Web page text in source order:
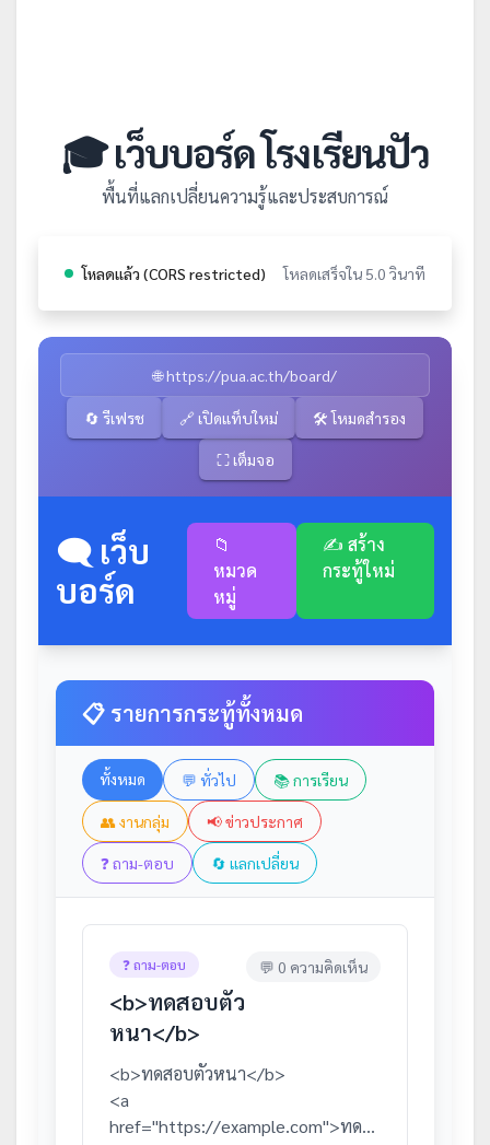
🎓 เว็บบอร์ด โรงเรียนปัว
พื้นที่แลกเปลี่ยนความรู้และประสบการณ์
โหลดแล้ว (CORS restricted) โหลดเสร็จใน 5.0 วินาที
🌐 https://pua.ac.th/board/
🔄 รีเฟรช 🔗 เปิดแท็บใหม่ 🛠️ โหมดสำรอง
⛶ เต็มจอ